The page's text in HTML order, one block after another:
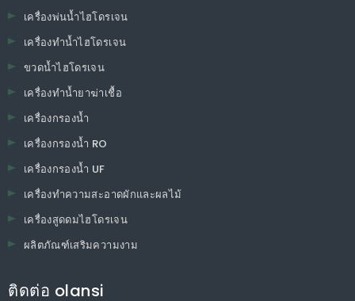
เครื่องพ่นน้ำไฮโดรเจน
เครื่องทำน้ำไฮโดรเจน
ขวดน้ำไฮโดรเจน
เครื่องทำน้ำยาฆ่าเชื้อ
เครื่องกรองน้ำ
เครื่องกรองน้ำ RO
เครื่องกรองน้ำ UF
เครื่องทำความสะอาดผักและผลไม้
เครื่องสูดดมไฮโดรเจน
ผลิตภัณฑ์เสริมความงาม
ติดต่อ olansi